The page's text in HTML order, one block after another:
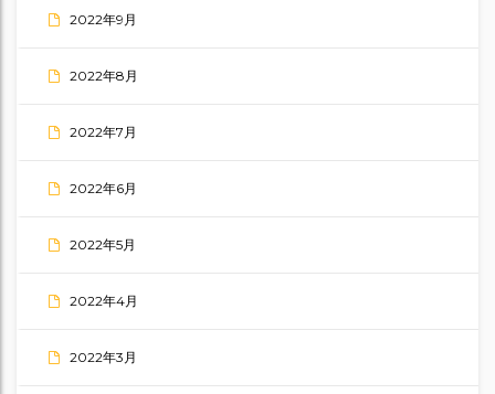
2022年9月
2022年8月
2022年7月
2022年6月
2022年5月
2022年4月
2022年3月